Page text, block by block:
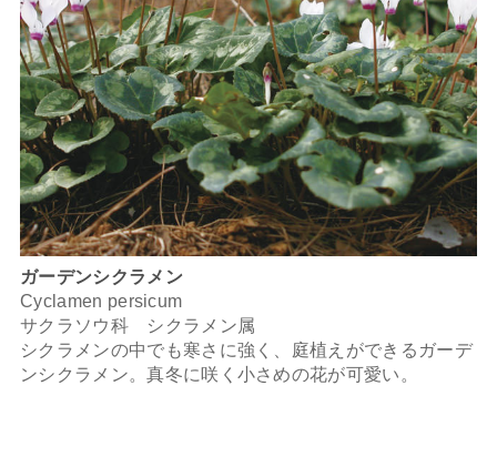
ガーデンシクラメン
Cyclamen persicum
サクラソウ科 シクラメン属
シクラメンの中でも寒さに強く、庭植えができるガーデ
ンシクラメン。真冬に咲く小さめの花が可愛い。